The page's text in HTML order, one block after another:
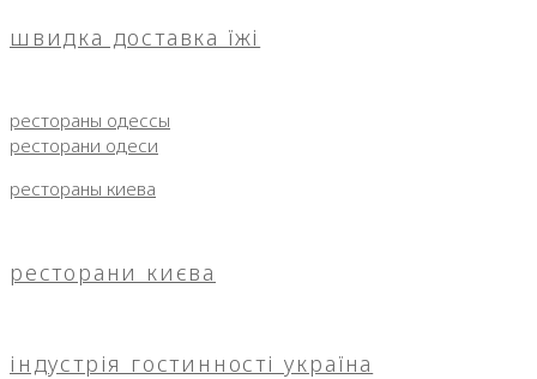
швидка доставка їжі
рестораны одессы
ресторани одеси
рестораны киева
ресторани києва
індустрія гостинності україна